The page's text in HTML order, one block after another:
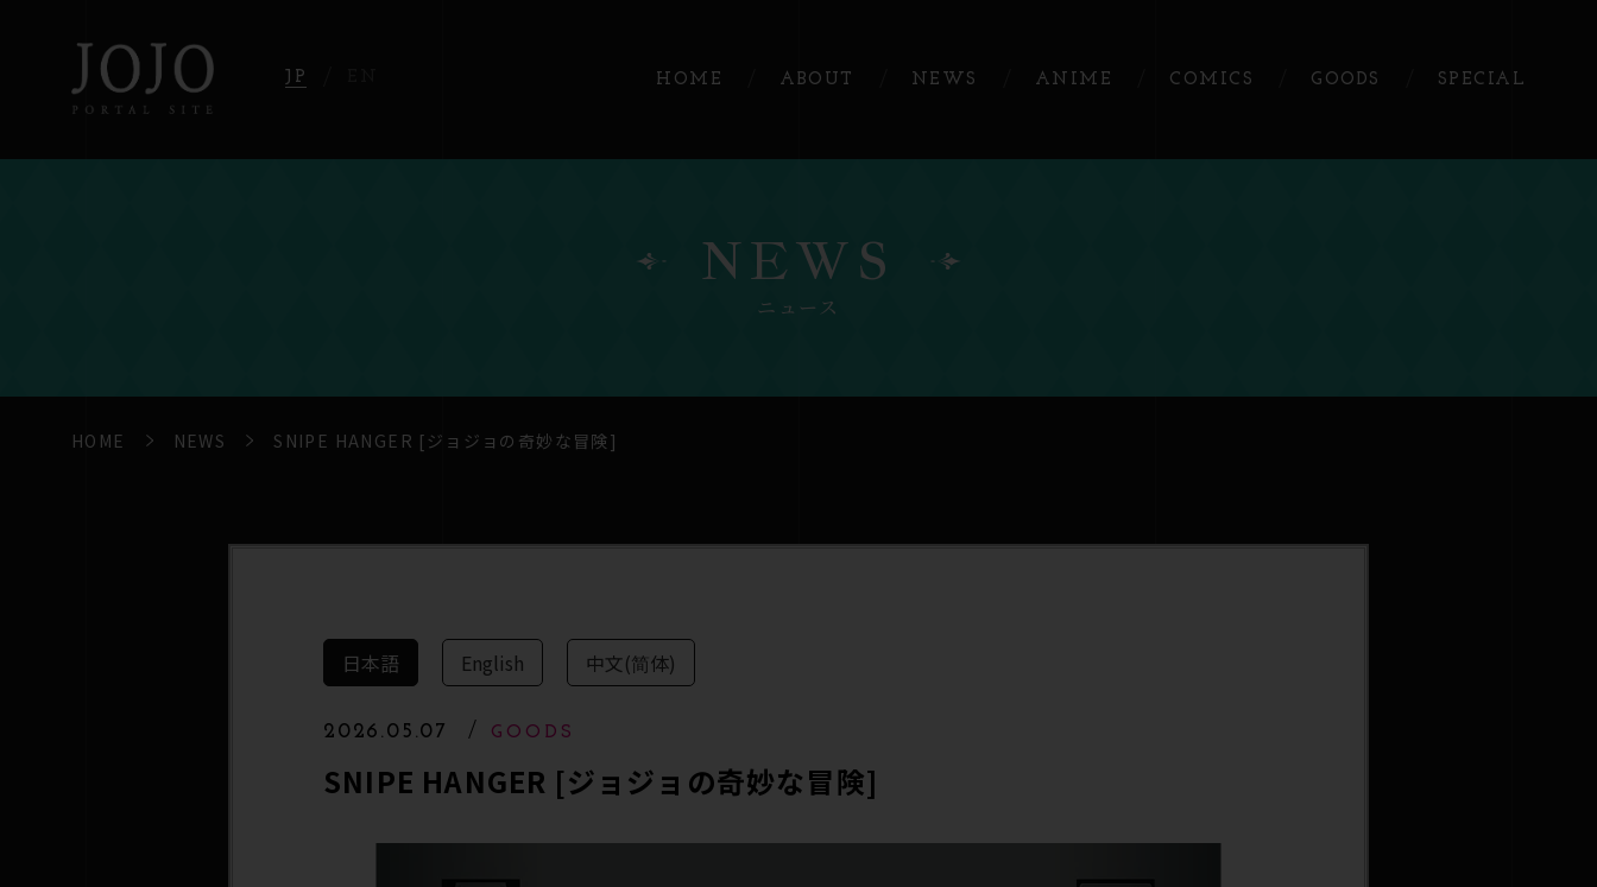
JP HOME ABOUT NEWS ANIME COMICS GOODS SPECIAL
NEWS
ニュース
HOME NEWS SNIPE HANGER [ジョジョの奇妙な冒険]
日本語 English 中文(简体)
2026.05.07 GOODS
SNIPE HANGER [ジョジョの奇妙な冒険]